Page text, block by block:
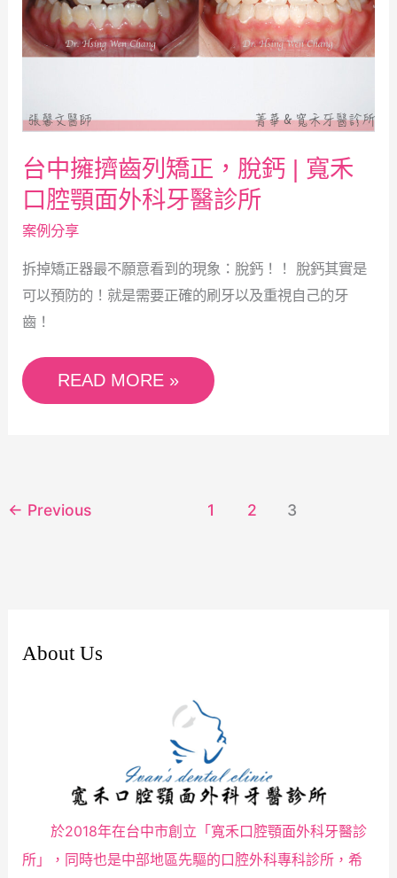
所
台中擁擠齒列矯正，脫鈣 | 寬禾
口腔顎面外科牙醫診所
案例分享
拆掉矯正器最不願意看到的現象：脫鈣！！ 脫鈣其實是
可以預防的！就是需要正確的刷牙以及重視自己的牙
齒！
齒
列
正，
鈣
|
寬
禾
顎
面
牙
READ MORE »
← Previous 1 2 3
About Us
於2018年在台中市創立「寬禾口腔顎面外科牙醫診
所」，同時也是中部地區先驅的口腔外科專科診所，希